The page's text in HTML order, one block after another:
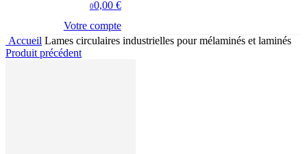
00,00 €
Votre compte
Accueil Lames circulaires industrielles pour mélaminés et laminés
Produit précédent